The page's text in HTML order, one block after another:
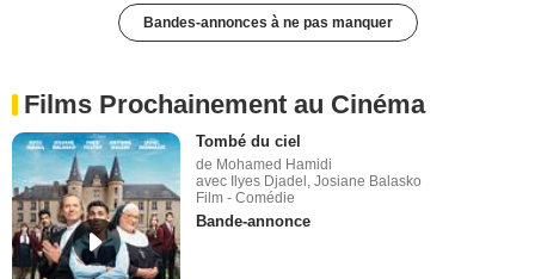
Bandes-annonces à ne pas manquer
Films Prochainement au Cinéma
Tombé du ciel
de Mohamed Hamidi
avec Ilyes Djadel, Josiane Balasko
Film - Comédie
Bande-annonce